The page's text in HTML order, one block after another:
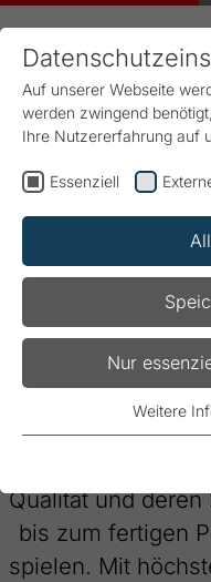
Start FRAKO
Weltweit steht die
FRAKO ist
Qualität und deren
bis zum fertigen
spielen. Mit
Auf unserer Webseite
werden zwingend
Ihre Nutzererfahrung auf
Essenziell
Nur
Webseite einwandfrei
Name Cookie-
Weitere